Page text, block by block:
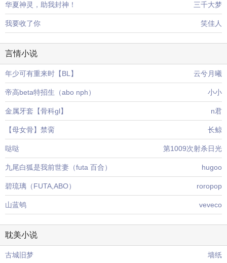
华夏神灵，助我封神！ 三千大梦
我要收了你 笑佳人
言情小说
年少可有重来时【BL】 云兮月曦
帝高beta特招生（abo nph） 小小
金属牙套【骨科gl】 n君
【母女骨】禁脔 长鲸
哒哒 第1009次射杀日光
九尾白狐是我前世妻（futa 百合） hugoo
碧琉璃（FUTA,ABO） roropop
山蓝鸲 veveco
耽美小说
古城旧梦 墙纸